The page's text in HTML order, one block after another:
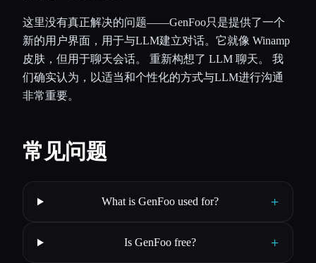
这里没有真正解决的问题——GenFoo只是提供了一个
新的用户界面，用于与LLM建立对话。它就像 Winamp
皮肤，但用于聊天会话。 重新构想了 LLM 聊天。 我
们确实认为，以适当和个性化的方式与LLM进行沟通
非常重要。
常见问题
What is GenFoo used for? +
Is GenFoo free? +